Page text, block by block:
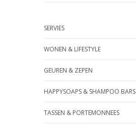
SERVIES
WONEN & LIFESTYLE
GEUREN & ZEPEN
HAPPYSOAPS & SHAMPOO BARS
TASSEN & PORTEMONNEES